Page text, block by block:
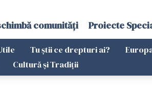
comunități Proiecte
Tu știi ce drepturi ai?
Cultură și Tradiții